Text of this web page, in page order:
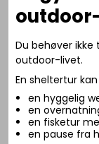
Du behøver
outdoor-livet.
En sheltertur
en hyggelig
en
en fisketur
en pause fra